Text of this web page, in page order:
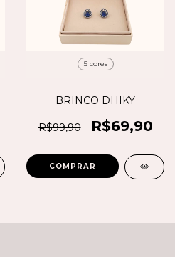
5 cores
BRINCO DHIKY
R$99,90 R$69,90
COMPRAR